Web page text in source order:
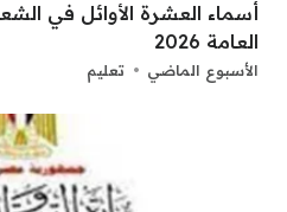
أسماء العشرة الأوائل في
العامة 2026
الأسبوع الماضي تعليم